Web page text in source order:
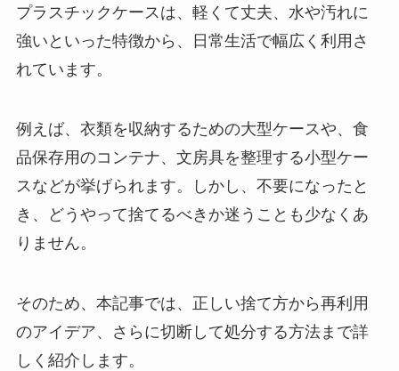
プラスチックケースは、軽くて丈夫、水や汚れに
強いといった特徴から、日常生活で幅広く利用さ
れています。
例えば、衣類を収納するための大型ケースや、食
品保存用のコンテナ、文房具を整理する小型ケー
スなどが挙げられます。しかし、不要になったと
き、どうやって捨てるべきか迷うことも少なくあ
りません。
そのため、本記事では、正しい捨て方から再利用
のアイデア、さらに切断して処分する方法まで詳
しく紹介します。